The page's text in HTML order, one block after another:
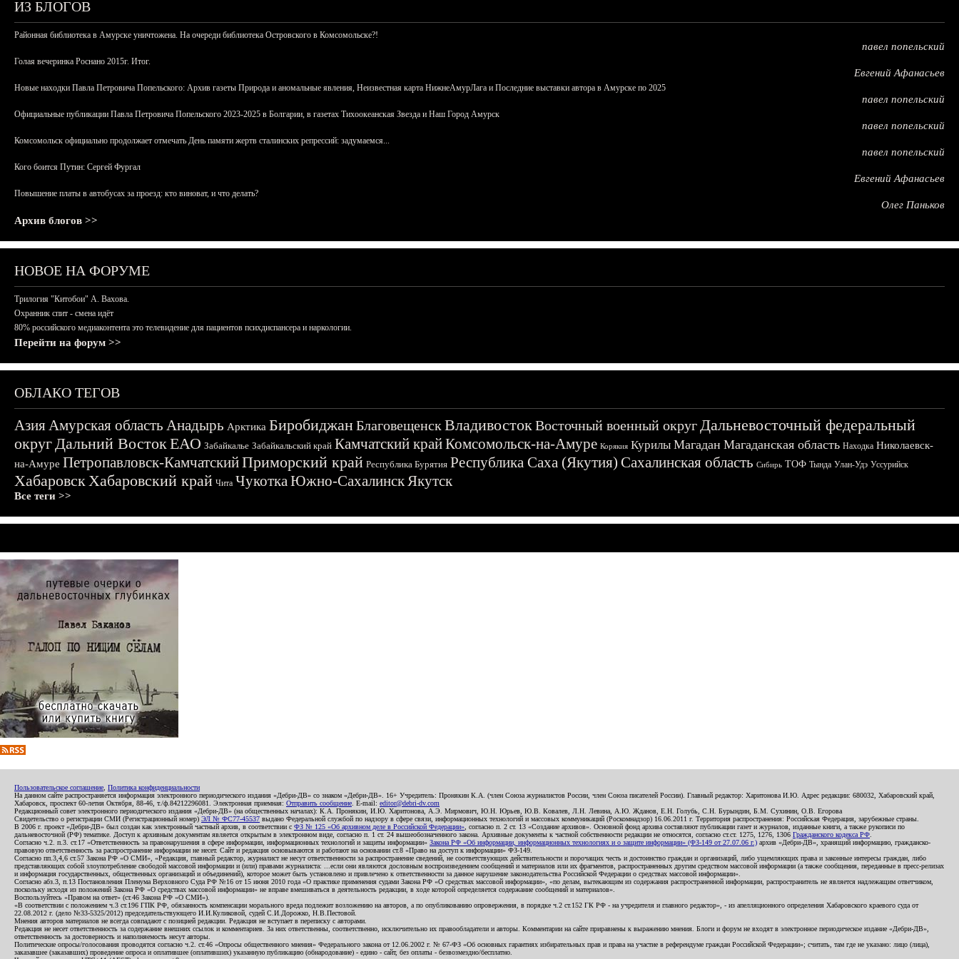
ИЗ БЛОГОВ
Районная библиотека в Амурске уничтожена. На очереди библиотека Островского в Комсомольске?!
павел попельский
Голая вечеринка Роснано 2015г. Итог.
Евгений Афанасьев
Новые находки Павла Петровича Попельского: Архив газеты Природа и аномальные явления, Неизвестная карта НижнеАмурЛага и Последние выставки автора в Амурске по 2025
павел попельский
Официальные публикации Павла Петровича Попельского 2023-2025 в Болгарии, в газетах Тихоокеанская Звезда и Наш Город Амурск
павел попельский
Комсомольск официально продолжает отмечать День памяти жертв сталинских репрессий: задумаемся...
павел попельский
Кого боится Путин: Сергей Фургал
Евгений Афанасьев
Повышение платы в автобусах за проезд: кто виноват, и что делать?
Олег Паньков
Архив блогов >>
НОВОЕ НА ФОРУМЕ
Трилогия "Китобои" А. Вахова.
Охранник спит - смена идёт
80% российского медиаконтента это телевидение для пациентов психдиспансера и наркологии.
Перейти на форум >>
ОБЛАКО ТЕГОВ
АзияАмурская область Анадырь Арктика БиробиджанБлаговещенскВладивостокВосточный военный округДальневосточный федеральный
округДальний ВостокЕАО Забайкалье Забайкальский край Камчатский крайКомсомольск-на-Амуре Корякия Курилы Магадан Магаданская область Находка Николаевск-
на-Амуре Петропавловск-КамчатскийПриморский край Республика Бурятия Республика Саха (Якутия) Сахалинская область Сибирь ТОФ Тында Улан-Удэ Уссурийск
ХабаровскХабаровский край Чита ЧукоткаЮжно-СахалинскЯкутск
Все теги >>
Пользовательское соглашение Политика конфиденциальности
На данном сайте распространяется информация электронного периодического издания «Дебри-ДВ» со знаком «Дебри-ДВ». 16+ Учредитель: Пронякин К.А. (член Союза журналистов России, член Союза писателей России). Главный редактор: Харитонова И.Ю. Адрес редакции: 680032, Хабаровский край,
Хабаровск, проспект 60-летия Октября, 88-46, т./ф.84212296081. Электронная приемная: Отправить сообщение . E-mail: editor@debri-dv.com
Редакционный совет электронного периодического издания «Дебри-ДВ» (на общественных началах): К.А. Пронякин, И.Ю. Харитонова, А.Э. Мирмович, Ю.Н. Юрьев, Ю.В. Ковалев, Л.Н. Левина, А.Ю. Жданов, Е.Н. Голубь, С.Н. Бурындин, Б.М. Сухинин, О.В. Егорова
Свидетельство о регистрации СМИ (Регистрационный номер) ЭЛ № ФС77-45537 выдано Федеральной службой по надзору в сфере связи, информационных технологий и массовых коммуникаций (Роскомнадзор) 16.06.2011 г. Территория распространения: Российская Федерация, зарубежные страны.
В 2006 г. проект «Дебри-ДВ» был создан как электронный частный архив, в соответствии с ФЗ № 125 «Об архивном деле в Российской Федерации» , согласно п. 2 ст. 13 «Создание архивов». Основной фонд архива составляют публикации газет и журналов, изданные книги, а также рукописи по
дальневосточной (РФ) тематике. Доступ к архивным документам является открытым в электронном виде, согласно п. 1 ст. 24 вышеобозначенного закона. Архивные документы к частной собственности редакции не относятся, согласно ст.ст. 1275, 1276, 1306 Гражданского кодекса РФ
Согласно ч.2. п.3. ст.17 «Ответственность за правонарушения в сфере информации, информационных технологий и защиты информации» Закона РФ «Об информации, информационных технологиях и о защите информации» (ФЗ-149 от 27.07.06 г.) архив «Дебри-ДВ», хранящий информацию, гражданско-
правовую ответственность за распространение информации не несет. Сайт и редакция основываются и работают на основании ст.8 «Право на доступ к информации» ФЗ-149.
Согласно пп.3,4,6 ст.57 Закона РФ «О СМИ», «Редакция, главный редактор, журналист не несут ответственности за распространение сведений, не соответствующих действительности и порочащих честь и достоинство граждан и организаций, либо ущемляющих права и законные интересы граждан, либо
представляющих собой злоупотребление свободой массовой информации и (или) правами журналиста: ...если они являются дословным воспроизведением сообщений и материалов или их фрагментов, распространенных другим средством массовой информации (а также сообщения, переданные в пресс-релизах
и информация государственных, общественных организаций и объединений), которое может быть установлено и привлечено к ответственности за данное нарушение законодательства Российской Федерации о средствах массовой информации».
Согласно абз.3, п.13 Постановления Пленума Верховного Суда РФ №16 от 15 июня 2010 года «О практике применения судами Закона РФ «О средствах массовой информации», «по делам, вытекающим из содержания распространенной информации, распространитель не является надлежащим ответчиком,
поскольку исходя из положений Закона РФ «О средствах массовой информации» не вправе вмешиваться в деятельность редакции, в ходе которой определяется содержание сообщений и материалов».
Воспользуйтесь «Правом на ответ» (ст.46 Закона РФ «О СМИ»).
«В соответствии с положением ч.3 ст.196 ГПК РФ, обязанность компенсации морального вреда подлежит возложению на авторов, а по опубликованию опровержения, в порядке ч.2 ст.152 ГК РФ - на учредителя и главного редактор», - из апелляционного определения Хабаровского краевого суда от
22.08.2012 г. (дело №33-5325/2012) председательствующего И.И.Куликовой, судей С.И.Дорожко, Н.В.Пестовой.
Мнения авторов материалов не всегда совпадают с позицией редакции. Редакция не вступает в переписку с авторами.
Редакция не несет ответственность за содержание внешних ссылок и комментариев. За них ответственны, соответственно, исключительно их правообладатели и авторы. Комментарии на сайте приравнены к выражению мнения. Блоги и форум не входят в электронное периодическое издание «Дебри-ДВ»,
ответственность за достоверность и наполняемость несут авторы.
Политические опросы/голосования проводятся согласно ч.2. ст.46 «Опросы общественного мнения» Федерального закона от 12.06.2002 г. № 67-ФЗ «Об основных гарантиях избирательных прав и права на участие в референдуме граждан Российской Федерации»; считать, там где не указано: лицо (лица),
заказавшее (заказавших) проведение опроса и оплатившее (оплативших) указанную публикацию (обнародование) - едино - сайт, без оплаты - безвозмездно/бесплатно.